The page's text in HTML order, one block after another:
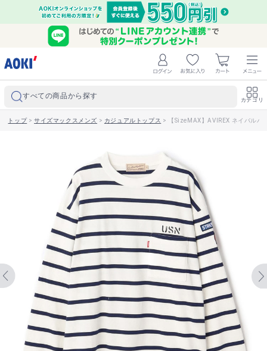
すべての商品から探す カテゴリ
トップ>サイズマックスメンズ > カジュアルトップス > 【SizeMAX】AVIREX ネイバルパ